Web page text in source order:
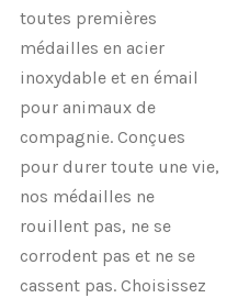
toutes premières
médailles en acier
inoxydable et en émail
pour animaux de
compagnie. Conçues
pour durer toute une vie,
nos médailles ne
rouillent pas, ne se
corrodent pas et ne se
cassent pas. Choisissez